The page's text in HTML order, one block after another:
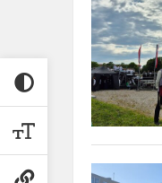
pamoka
–
galimybė
pažinti
gimtinę
Mokiniai